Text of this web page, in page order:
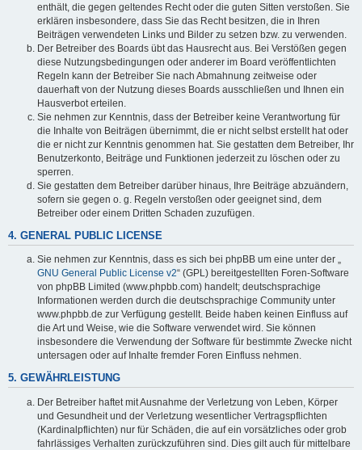
enthält, die gegen geltendes Recht oder die guten Sitten verstoßen. Sie
erklären insbesondere, dass Sie das Recht besitzen, die in Ihren
Beiträgen verwendeten Links und Bilder zu setzen bzw. zu verwenden.
Der Betreiber des Boards übt das Hausrecht aus. Bei Verstößen gegen
diese Nutzungsbedingungen oder anderer im Board veröffentlichten
Regeln kann der Betreiber Sie nach Abmahnung zeitweise oder
dauerhaft von der Nutzung dieses Boards ausschließen und Ihnen ein
Hausverbot erteilen.
Sie nehmen zur Kenntnis, dass der Betreiber keine Verantwortung für
die Inhalte von Beiträgen übernimmt, die er nicht selbst erstellt hat oder
die er nicht zur Kenntnis genommen hat. Sie gestatten dem Betreiber, Ihr
Benutzerkonto, Beiträge und Funktionen jederzeit zu löschen oder zu
sperren.
Sie gestatten dem Betreiber darüber hinaus, Ihre Beiträge abzuändern,
sofern sie gegen o. g. Regeln verstoßen oder geeignet sind, dem
Betreiber oder einem Dritten Schaden zuzufügen.
4. GENERAL PUBLIC LICENSE
Sie nehmen zur Kenntnis, dass es sich bei phpBB um eine unter der „
GNU General Public License v2“ (GPL) bereitgestellten Foren-Software
von phpBB Limited (www.phpbb.com) handelt; deutschsprachige
Informationen werden durch die deutschsprachige Community unter
www.phpbb.de zur Verfügung gestellt. Beide haben keinen Einfluss auf
die Art und Weise, wie die Software verwendet wird. Sie können
insbesondere die Verwendung der Software für bestimmte Zwecke nicht
untersagen oder auf Inhalte fremder Foren Einfluss nehmen.
5. GEWÄHRLEISTUNG
Der Betreiber haftet mit Ausnahme der Verletzung von Leben, Körper
und Gesundheit und der Verletzung wesentlicher Vertragspflichten
(Kardinalpflichten) nur für Schäden, die auf ein vorsätzliches oder grob
fahrlässiges Verhalten zurückzuführen sind. Dies gilt auch für mittelbare